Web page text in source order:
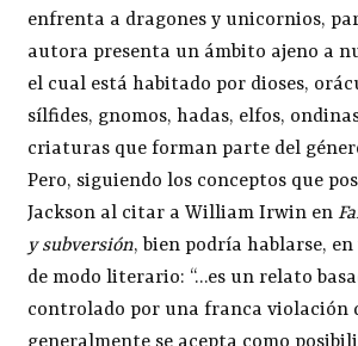
enfrenta a dragones y unicornios,
autora presenta un ámbito ajeno a
el cual está habitado por dioses,
sílfides, gnomos, hadas, elfos,
criaturas que forman parte del
Pero, siguiendo los conceptos que
Jackson al citar a William Irwin en
y subversión, bien podría hablarse, en
de modo literario: “…es un relato
controlado por una franca violación